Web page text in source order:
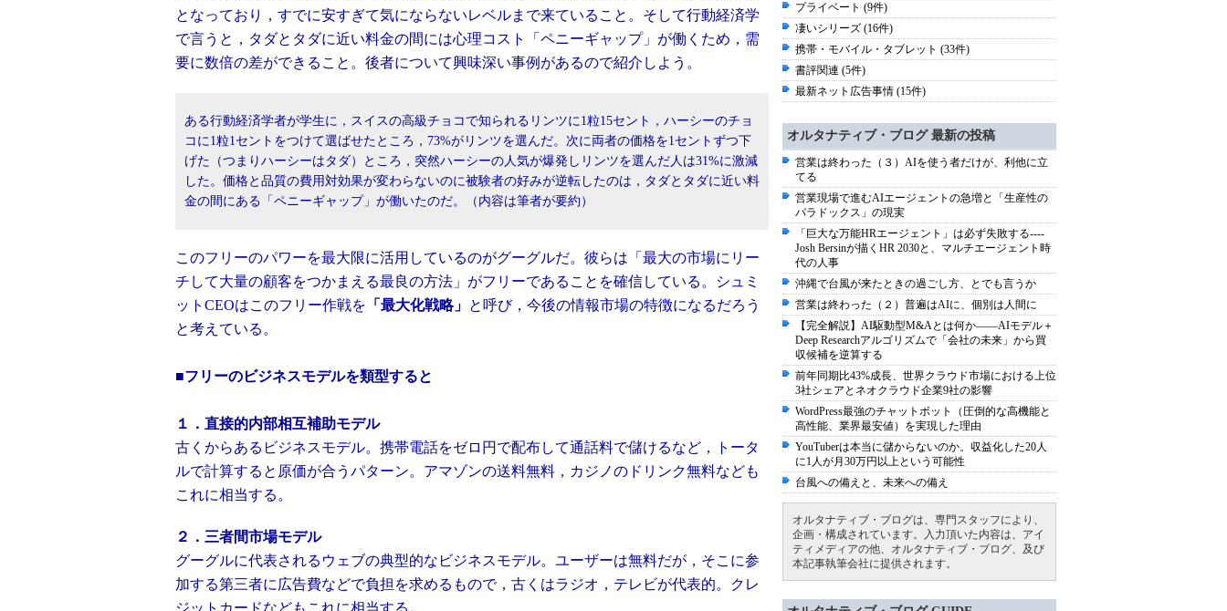
となっており，すでに安すぎて気にならないレベルまで来ていること。そして行動経済学
で言うと，タダとタダに近い料金の間には心理コスト「ペニーギャップ」が働くため，需
要に数倍の差ができること。後者について興味深い事例があるので紹介しよう。
ある行動経済学者が学生に，スイスの高級チョコで知られるリンツに1粒15セント，ハーシーのチョ
コに1粒1セントをつけて選ばせたところ，73%がリンツを選んだ。次に両者の価格を1セントずつ下
げた（つまりハーシーはタダ）ところ，突然ハーシーの人気が爆発しリンツを選んだ人は31%に激減
した。価格と品質の費用対効果が変わらないのに被験者の好みが逆転したのは，タダとタダに近い料
金の間にある「ペニーギャップ」が働いたのだ。（内容は筆者が要約）
このフリーのパワーを最大限に活用しているのがグーグルだ。彼らは「最大の市場にリー
チして大量の顧客をつかまえる最良の方法」がフリーであることを確信している。シュミ
ットCEOはこのフリー作戦を 「最大化戦略」 と呼び，今後の情報市場の特徴になるだろう
と考えている。
■フリーのビジネスモデルを類型すると
１．直接的内部相互補助モデル
古くからあるビジネスモデル。携帯電話をゼロ円で配布して通話料で儲けるなど，トータ
ルで計算すると原価が合うパターン。アマゾンの送料無料，カジノのドリンク無料なども
これに相当する。
２．三者間市場モデル
グーグルに代表されるウェブの典型的なビジネスモデル。ユーザーは無料だが，そこに参
加する第三者に広告費などで負担を求めるもので，古くはラジオ，テレビが代表的。クレ
ジットカードなどもこれに相当する。
プライベート (9件)
凄いシリーズ (16件)
携帯・モバイル・タブレット (33件)
書評関連 (5件)
最新ネット広告事情 (15件)
オルタナティブ・ブログ 最新の投稿
営業は終わった（３）AIを使う者だけが、利他に立
てる
営業現場で進むAIエージェントの急増と「生産性の
パラドックス」の現実
「巨大な万能HRエージェント」は必ず失敗する----
Josh Bersinが描くHR 2030と、マルチエージェント時
代の人事
沖縄で台風が来たときの過ごし方、とでも言うか
営業は終わった（２）普遍はAIに、個別は人間に
【完全解説】AI駆動型M&Aとは何か――AIモデル＋
Deep Researchアルゴリズムで「会社の未来」から買
収候補を逆算する
前年同期比43%成長、世界クラウド市場における上位
3社シェアとネオクラウド企業9社の影響
WordPress最強のチャットボット（圧倒的な高機能と
高性能、業界最安値）を実現した理由
YouTuberは本当に儲からないのか。収益化した20人
に1人が月30万円以上という可能性
台風への備えと、未来への備え
オルタナティブ・ブログは、専門スタッフにより、
企画・構成されています。入力頂いた内容は、アイ
ティメディアの他、オルタナティブ・ブログ、及び
本記事執筆会社に提供されます。